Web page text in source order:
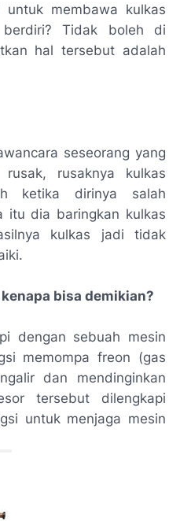
untuk membawa kulkas
Tidak boleh di
hal tersebut adalah
seseorang yang
rusaknya kulkas
ketika dirinya salah
itu dia baringkan kulkas
kulkas jadi tidak
bisa demikian?
dengan sebuah mesin
memompa freon (gas
dan mendinginkan
tersebut dilengkapi
untuk menjaga mesin